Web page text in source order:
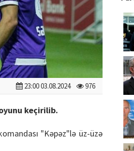
23:00 03.08.2024 976
keçirilib.
"Kəpəz"lə üz-üzə